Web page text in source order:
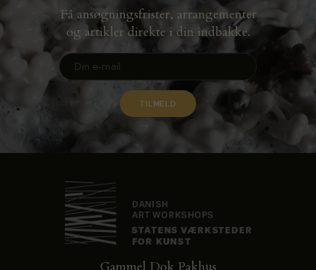
Få ansøgningsfrister, arrangementer
og artikler direkte i din indbakke.